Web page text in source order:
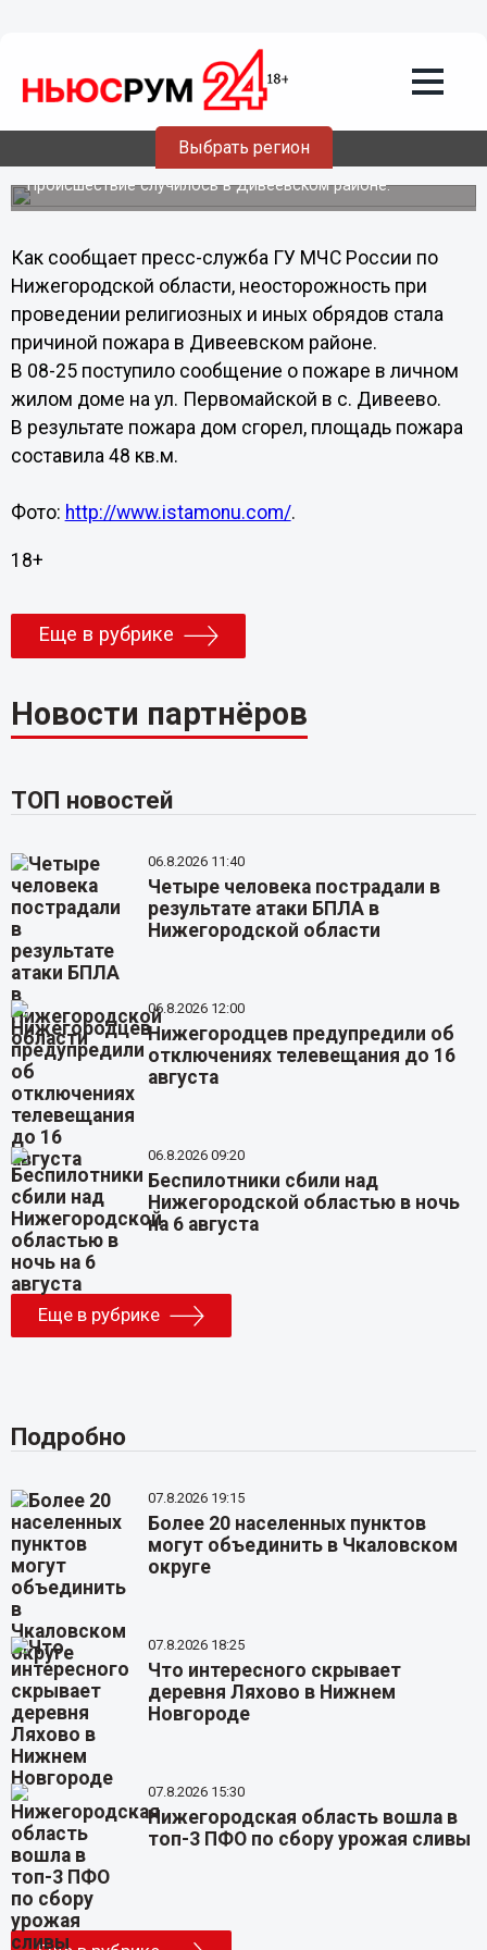
Выбрать регион
Пожар во время проведения
религиозного обряда произошел в
Нижегородской области
Происшествие случилось в Дивеевском районе.
Как сообщает пресс-служба ГУ МЧС России по
Нижегородской области, неосторожность при
проведении религиозных и иных обрядов стала
причиной пожара в Дивеевском районе.
В 08-25 поступило сообщение о пожаре в личном
жилом доме на ул. Первомайской в с. Дивеево.
В результате пожара дом сгорел, площадь пожара
составила 48 кв.м.
Фото: http://www.istamonu.com/.
18+
Еще в рубрике
Новости партнёров
ТОП новостей
06.8.2026 11:40
Четыре человека пострадали в
результате атаки БПЛА в
Нижегородской области
06.8.2026 12:00
Нижегородцев предупредили об
отключениях телевещания до 16
августа
06.8.2026 09:20
Беспилотники сбили над
Нижегородской областью в ночь
на 6 августа
Еще в рубрике
Подробно
07.8.2026 19:15
Более 20 населенных пунктов
могут объединить в Чкаловском
округе
07.8.2026 18:25
Что интересного скрывает
деревня Ляхово в Нижнем
Новгороде
07.8.2026 15:30
Нижегородская область вошла в
топ-3 ПФО по сбору урожая сливы